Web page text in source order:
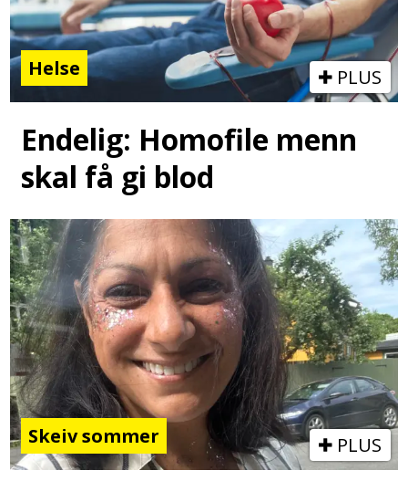
Helse PLUS
Endelig: Homofile menn
skal få gi blod
Skeiv sommer PLUS